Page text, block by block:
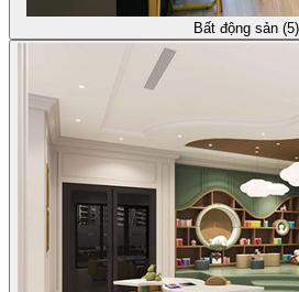
Bất động sản (5)